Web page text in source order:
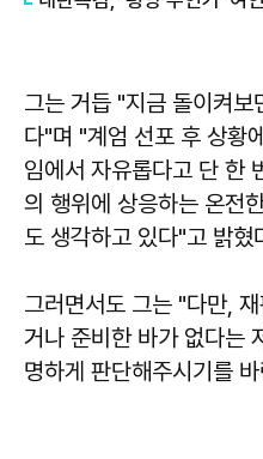
그는 거듭 "지금 돌이켜
다"며 "계엄 선포 후 상황
임에서 자유롭다고 단 한
의 행위에 상응하는 온전
도 생각하고 있다"고 밝혔
그러면서도 그는 "다만,
거나 준비한 바가 없다는
명하게 판단해주시기를